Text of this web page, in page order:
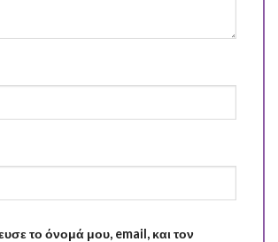
το όνομά μου, email, και τον